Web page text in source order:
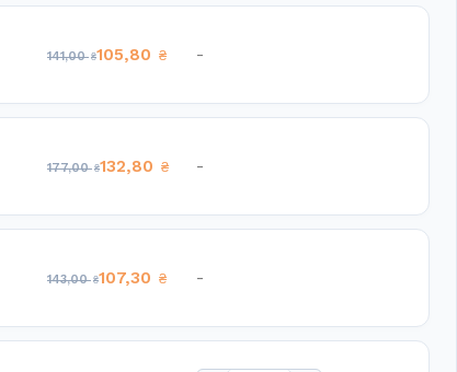
141,00₴105,80 ₴ -
177,00₴132,80 ₴ -
143,00₴107,30 ₴ -